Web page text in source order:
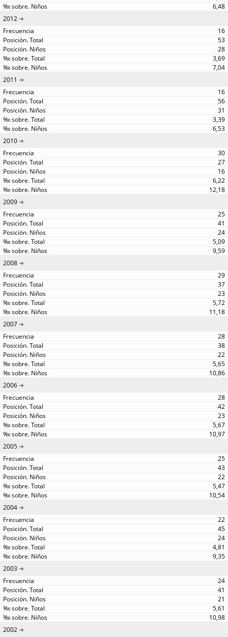
6,48
2012
16
53
28
3,69
7,04
2011
16
56
31
3,39
6,53
2010
30
27
16
6,22
12,18
2009
25
41
24
5,09
9,59
2008
29
37
23
5,72
11,18
2007
28
38
22
5,65
10,86
2006
28
42
23
5,67
10,97
2005
25
43
22
5,47
10,54
2004
22
45
24
4,81
9,35
2003
24
41
21
5,61
10,98
2002